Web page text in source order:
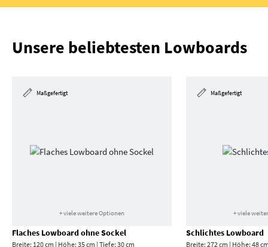
Unsere beliebtesten Lowboards
Maßgefertigt
+ viele weitere Optionen
Flaches Lowboard ohne Sockel
Breite: 120 cm | Höhe: 35 cm | Tiefe: 30 cm
Maßgefertigt
+ viele
Schlichtes Lowboard
Breite: 272 cm | Höhe: 48